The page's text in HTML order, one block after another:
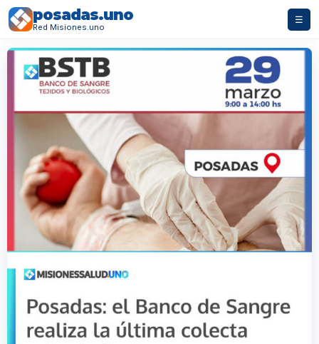
posadas.uno
Red Misiones.uno
☰